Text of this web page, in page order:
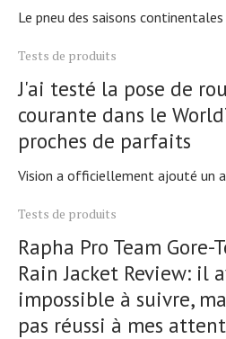
Le pneu des saisons
Tests de produits
J'ai testé la pose de
courante dans le
proches de parfaits
Vision a officiellement ajouté un
Tests de produits
Rapha Pro Team
Rain Jacket Review: il
impossible à suivre,
pas réussi à mes
Tendances
Tous nos articles